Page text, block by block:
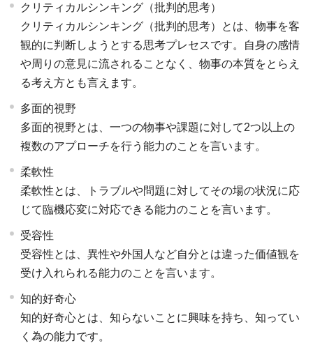
クリティカルシンキング（批判的思考）
クリティカルシンキング（批判的思考）とは、物事を客
観的に判断しようとする思考プレセスです。自身の感情
や周りの意見に流されることなく、物事の本質をとらえ
る考え方とも言えます。
多面的視野
多面的視野とは、一つの物事や課題に対して2つ以上の
複数のアプローチを行う能力のことを言います。
柔軟性
柔軟性とは、トラブルや問題に対してその場の状況に応
じて臨機応変に対応できる能力のことを言います。
受容性
受容性とは、異性や外国人など自分とは違った価値観を
受け入れられる能力のことを言います。
知的好奇心
知的好奇心とは、知らないことに興味を持ち、知ってい
く為の能力です。